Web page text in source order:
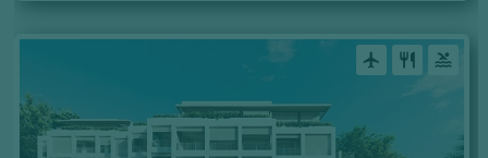
airplanemode_active restaurant pool